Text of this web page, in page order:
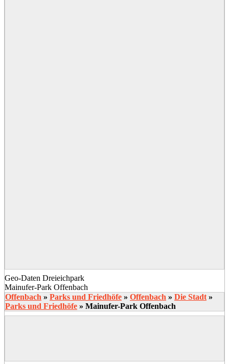
Geo-Daten Dreieichpark
Mainufer-Park Offenbach
Offenbach » Parks und Friedhöfe » Offenbach » Die Stadt »
Parks und Friedhöfe » Mainufer-Park Offenbach